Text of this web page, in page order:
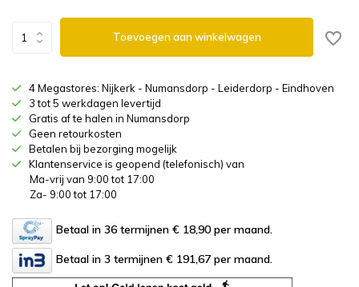
Toevoegen aan winkelwagen
4 Megastores: Nijkerk - Numansdorp - Leiderdorp - Eindhoven
3 tot 5 werkdagen levertijd
Gratis af te halen in Numansdorp
Geen retourkosten
Betalen bij bezorging mogelijk
Klantenservice is geopend (telefonisch) van
Ma-vrij van 9:00 tot 17:00
Za- 9:00 tot 17:00
Betaal in 36 termijnen € 18,90 per maand.
Betaal in 3 termijnen € 191,67 per maand.